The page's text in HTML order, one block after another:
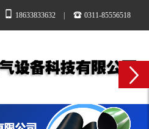
18633833632 0311-85556518